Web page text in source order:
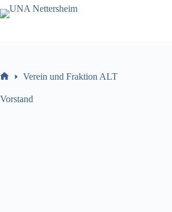
Zum
Inhalt
Verein und Fraktion ALT
Vorstand